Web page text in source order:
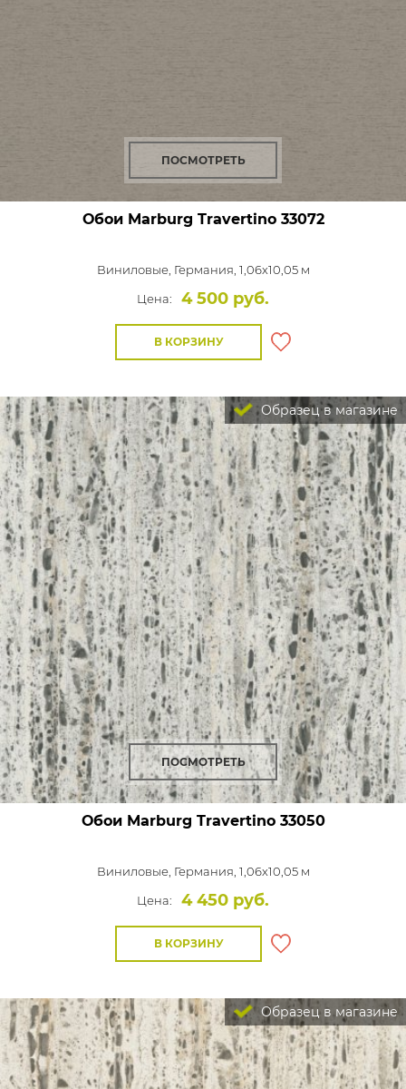
ПОСМОТРЕТЬ
Обои Marburg Travertino33072
Виниловые, Германия, 1,06x10,05 м
Цена:
4 500 руб.
В КОРЗИНУ
Образец в магазине
ПОСМОТРЕТЬ
Обои Marburg Travertino33050
Виниловые, Германия, 1,06x10,05 м
Цена:
4 450 руб.
В КОРЗИНУ
Образец в магазине